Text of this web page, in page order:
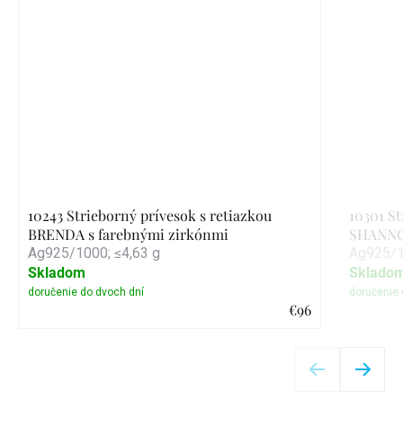
10243 Strieborný prívesok s retiazkou
BRENDA s farebnými zirkónmi
Ag925/1000; ≤4,63 g
€96
Skladom
10301